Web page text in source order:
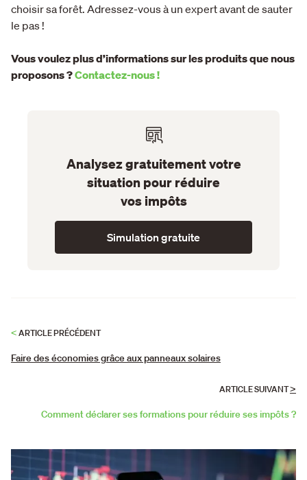
choisir sa forêt. Adressez-vous à un expert avant de sauter
le pas !
Vous voulez plus d’informations sur les produits que nous
proposons ?Contactez-nous !
Analysez gratuitement votre
situation pour réduire
vos impôts
Simulation gratuite
<ARTICLE PRÉCÉDENT
Faire des économies grâce aux panneaux solaires
ARTICLE SUIVANT>
Comment déclarer ses formations pour réduire ses impôts ?